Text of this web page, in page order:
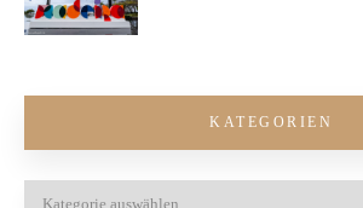
KATEGORIEN